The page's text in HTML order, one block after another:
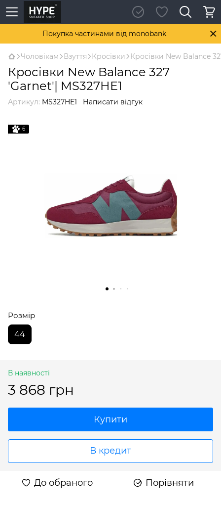
Покупка частинами від monobank
Чоловікам Взуття Кросівки Кросівки New Balance
Кросівки New Balance 327
'Garnet'| MS327HE1
Артикул: MS327HE1 Написати відгук
6
Розмір
44
В наявності
3 868 грн
Купити
В кредит
До обраного Порівняти